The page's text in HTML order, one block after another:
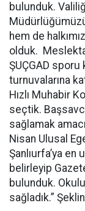
bulunduk.
hem de
olduk.
ŞUÇGAD
turnuvalarına
Hızlı Muhabir
seçtik.
sağlamak
Nisan Ulusal
Şanlıurfa’ya
belirleyip
bulunduk.
sağladık.”